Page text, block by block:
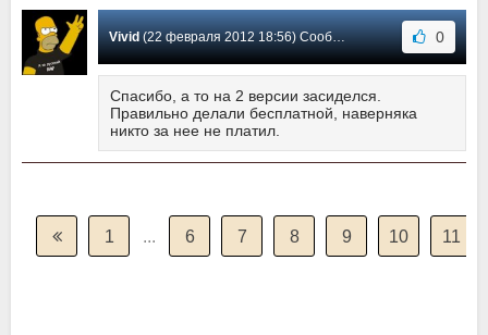
Vivid(22 февраля 2012 18:56) Сообщение #1 0
Спасибо, а то на 2 версии засиделся.
Правильно делали бесплатной, наверняка
никто за нее не платил.
1 ... 6 7 8 9 10 11